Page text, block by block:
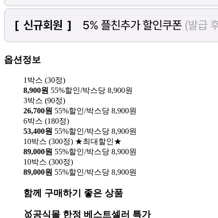
옵션정보
1박스 (30정)
8,900원 55%할인/박스당 8,900원
3박스 (90정)
26,700원 55%할인/박스당 8,900원
6박스 (180정)
53,400원 55%할인/박스당 8,900원
10박스 (300정) ★최대할인★
89,000원 55%할인/박스당 8,900원
10박스 (300정)
89,000원 55%할인/박스당 8,900원
함께 구매하기 좋은 상품
🥇공식몰 한정 베스트셀러 특가